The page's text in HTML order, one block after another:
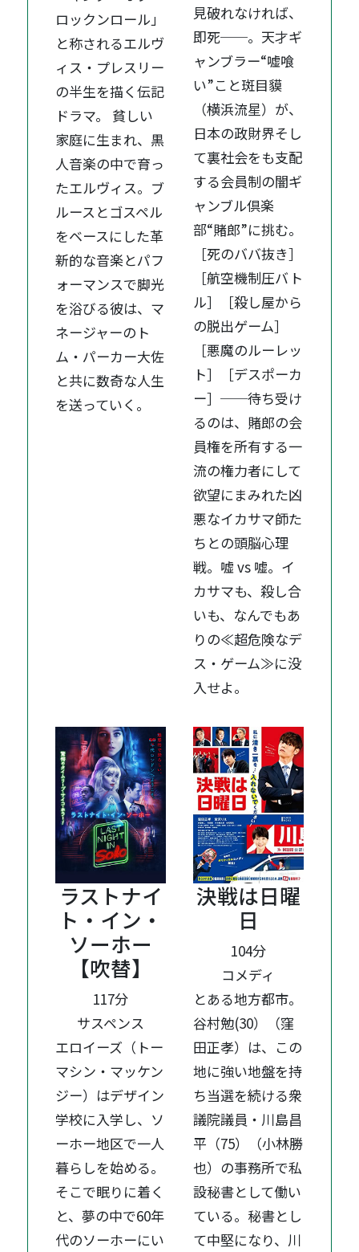
ロックンロール」
と称されるエルヴ
ィス・プレスリー
の半生を描く伝記
ドラマ。 貧しい
家庭に生まれ、黒
人音楽の中で育っ
たエルヴィス。ブ
ルースとゴスペル
をベースにした革
新的な音楽とパフ
ォーマンスで脚光
を浴びる彼は、マ
ネージャーのト
ム・パーカー大佐
と共に数奇な人生
を送っていく。
見破れなければ、
即死──。天才ギ
ャンブラー“嘘喰
い”こと斑目貘
（横浜流星）が、
日本の政財界そし
て裏社会をも支配
する会員制の闇ギ
ャンブル倶楽
部“賭郎”に挑む。
［死のババ抜き］
［航空機制圧バト
ル］［殺し屋から
の脱出ゲーム］
［悪魔のルーレッ
ト］［デスポーカ
ー］──待ち受け
るのは、賭郎の会
員権を所有する一
流の権力者にして
欲望にまみれた凶
悪なイカサマ師た
ちとの頭脳心理
戦。嘘 vs 嘘。イ
カサマも、殺し合
いも、なんでもあ
りの≪超危険なデ
ス・ゲーム≫に没
入せよ。
ラストナイ
ト・イン・
ソーホー
【吹替】
117分
サスペンス
エロイーズ（トー
マシン・マッケン
ジー）はデザイン
学校に入学し、ソ
ーホー地区で一人
暮らしを始める。
そこで眠りに着く
と、夢の中で60年
代のソーホーにい
決戦は日曜
日
104分
コメディ
とある地方都市。
谷村勉(30）（窪
田正孝）は、この
地に強い地盤を持
ち当選を続ける衆
議院議員・川島昌
平（75）（小林勝
也）の事務所で私
設秘書として働い
ている。秘書とし
て中堅になり、川